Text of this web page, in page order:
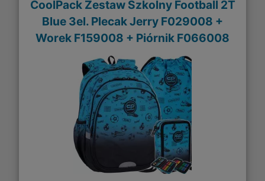
CoolPack Zestaw Szkolny Football 2T
Blue 3el. Plecak Jerry F029008 +
Worek F159008 + Piórnik F066008